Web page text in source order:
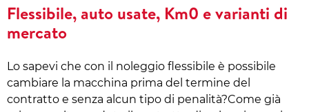
Flessibile, auto usate, Km0 e varianti di
mercato
Lo sapevi che con il noleggio flessibile è possibile
cambiare la macchina prima del termine del
contratto e senza alcun tipo di penalità?Come già